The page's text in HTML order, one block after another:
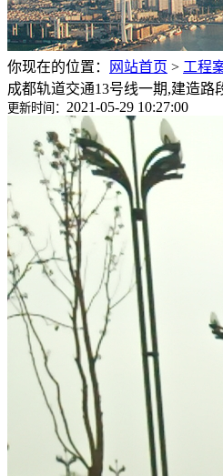
你现在的位置： 网站首页 > 工程
成都轨道交通13号线一期,建造路
更新时间： 2021-05-29 10:27:00